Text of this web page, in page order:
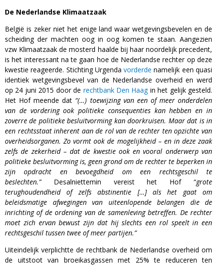
De Nederlandse Klimaatzaak
België is zeker niet het enige land waar wetgevingsbevelen en de
scheiding der machten oog in oog komen te staan. Aangezien
vzw Klimaatzaak de mosterd haalde bij haar noordelijk precedent,
is het interessant na te gaan hoe de Nederlandse rechter op deze
kwestie reageerde. Stichting Urgendavorderde namelijk een quasi
identiek wetgevingsbevel van de Nederlandse overheid en werd
op 24 juni 2015 door de rechtbank Den Haagin het gelijk gesteld.
Het Hof meende dat “(…) toewijzing van een of meer onderdelen
van de vordering ook politieke consequenties kan hebben en in
zoverre de politieke besluitvorming kan doorkruisen. Maar dat is in
een rechtsstaat inherent aan de rol van de rechter ten opzichte van
overheidsorganen. Zo vormt ook de mogelijkheid – en in deze zaak
zelfs de zekerheid – dat de kwestie ook en vooral onderwerp van
politieke besluitvorming is, geen grond om de rechter te beperken in
zijn opdracht en bevoegdheid om een rechtsgeschil te
beslechten.” Desalniettemin vereist het Hof “grote
terughoudendheid of zelfs abstinentie […] als het gaat om
beleidsmatige afwegingen van uiteenlopende belangen die de
inrichting of de ordening van de samenleving betreffen. De rechter
moet zich ervan bewust zijn dat hij slechts een rol speelt in een
rechtsgeschil tussen twee of meer partijen.”
Uiteindelijk verplichtte de rechtbank de Nederlandse overheid om
de uitstoot van broeikasgassen met 25% te reduceren ten